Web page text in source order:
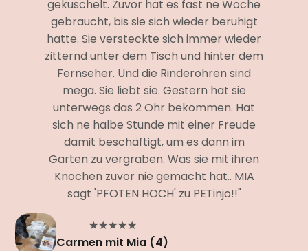
gekuschelt. Zuvor hat es fast ne Woche
gebraucht, bis sie sich wieder beruhigt
hatte. Sie versteckte sich immer wieder
zitternd unter dem Tisch und hinter dem
Fernseher. Und die Rinderohren sind
mega. Sie liebt sie. Gestern hat sie
unterwegs das 2 Ohr bekommen. Hat
sich ne halbe Stunde mit einer Freude
damit beschäftigt, um es dann im
Garten zu vergraben. Was sie mit ihren
Knochen zuvor nie gemacht hat.. MIA
sagt 'PFOTEN HOCH' zu PETinjo!!"
★★★★★
Carmen mit Mia (4)